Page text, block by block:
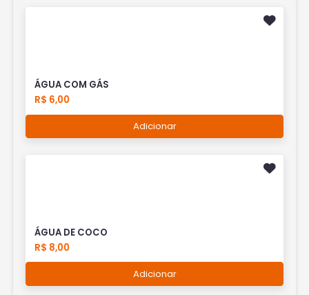
ÁGUA COM GÁS
R$ 6,00
Adicionar
ÁGUA DE COCO
R$ 8,00
Adicionar